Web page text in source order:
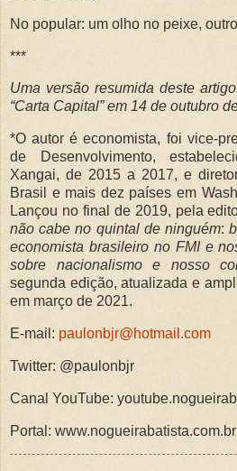
No popular: um olho no peixe,
***
Uma versão resumida deste
“Carta Capital” em 14 de outubro
*O autor é economista, foi vice-
de Desenvolvimento,
Xangai, de 2015 a 2017, e
Brasil e mais dez países em
Lançou no final de 2019, pela
não cabe no quintal de ninguém:
economista brasileiro no FMI e
sobre nacionalismo e nosso
segunda edição, atualizada e
em março de 2021.
E-mail: paulonbjr@hotmail.com
Twitter: @paulonbjr
Canal YouTube:
Portal: www.nogueirabatista.com.br